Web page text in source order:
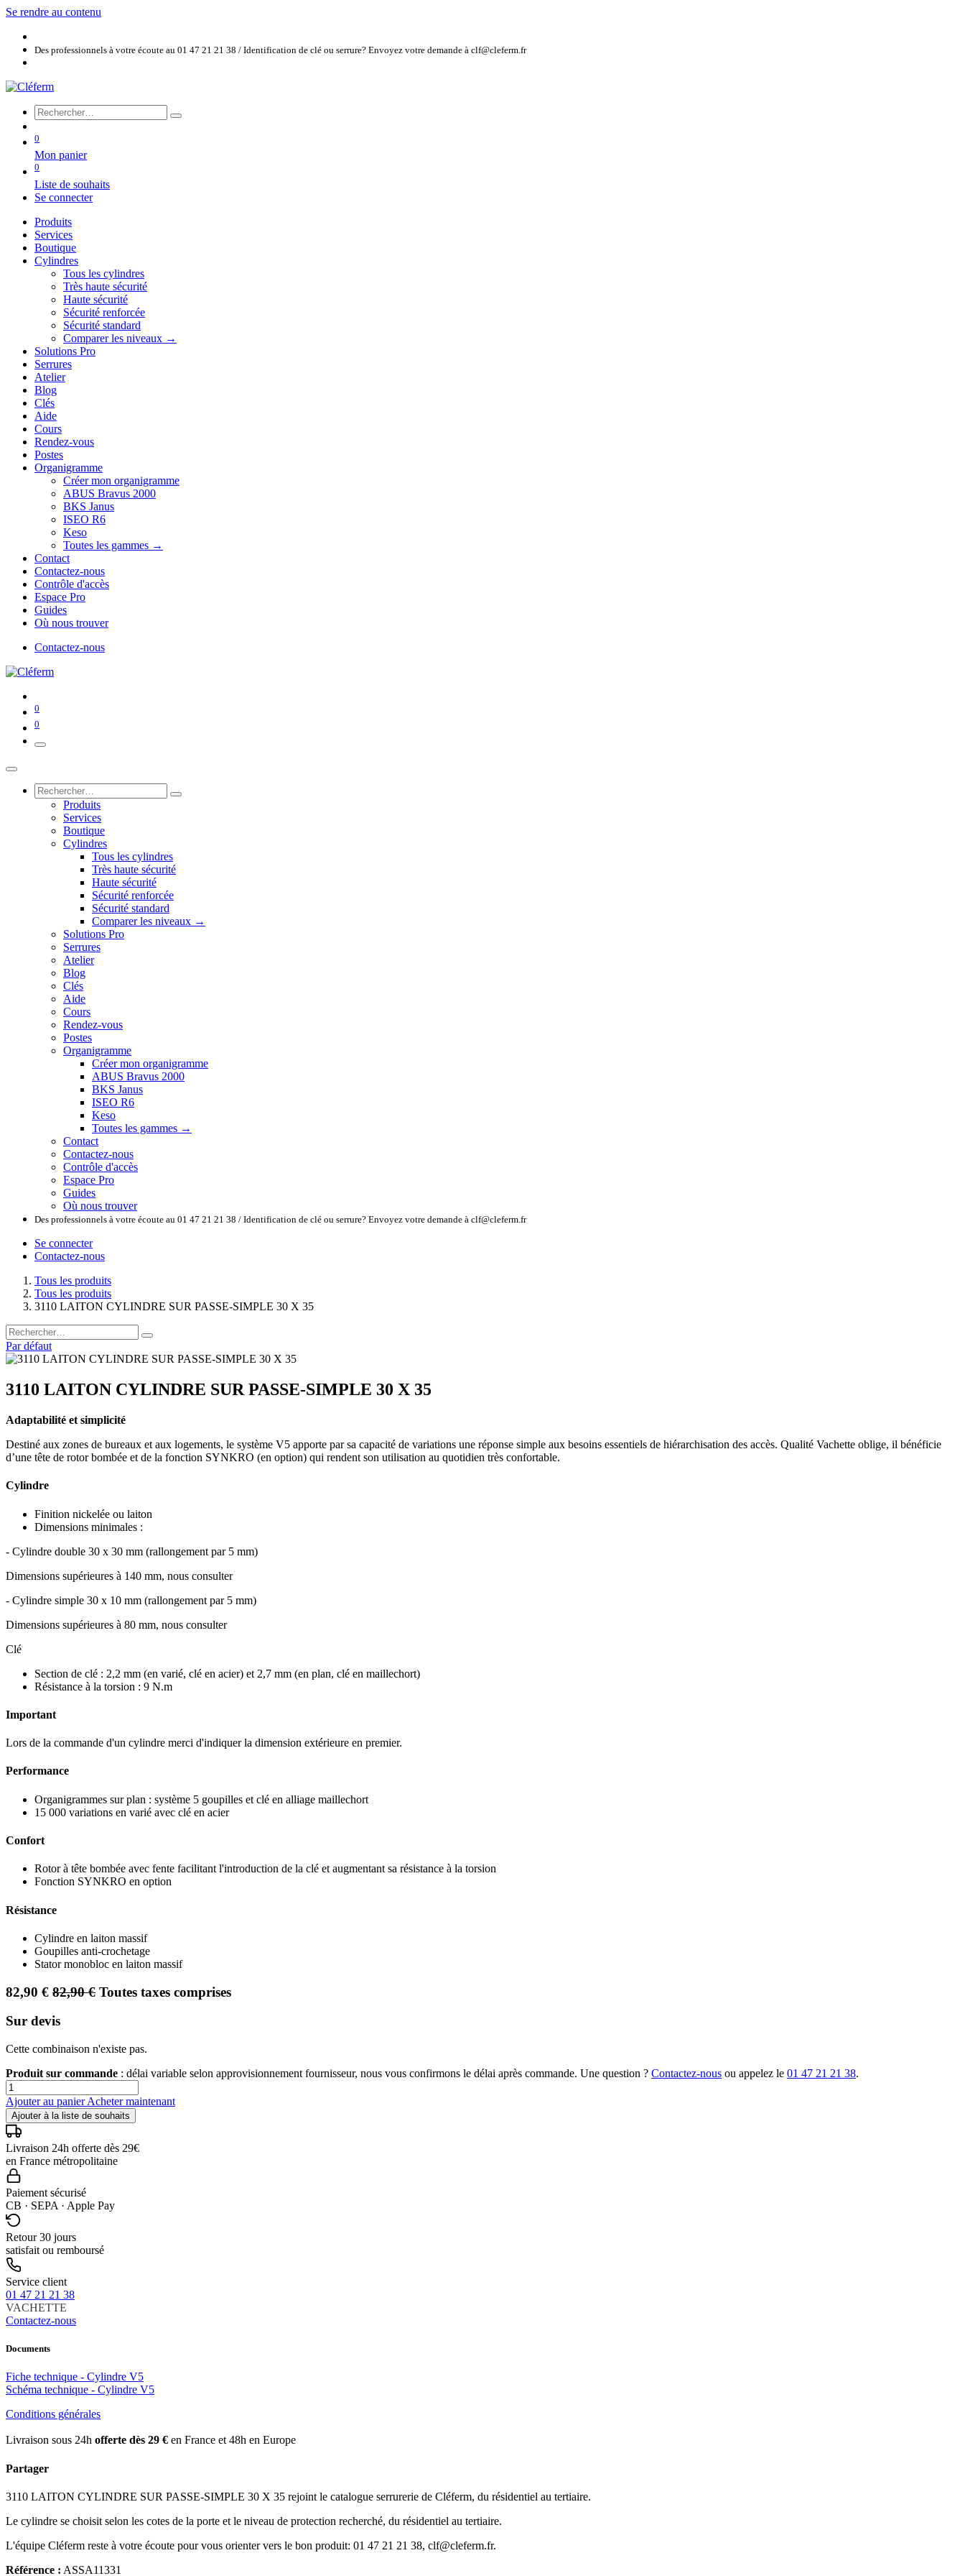
Se rendre au contenu
Des professionnels à votre écoute au 01 47 21 21 38 / Identification de clé ou serrure? Envoyez votre demande à clf@cleferm.fr
0
Mon panier
0
Liste de souhaits
Se connecter
Produits
Services
Boutique
Cylindres
Tous les cylindres
Très haute sécurité
Haute sécurité
Sécurité renforcée
Sécurité standard
Comparer les niveaux →
Solutions Pro
Serrures
Atelier
Blog
Clés
Aide
Cours
Rendez-vous
Postes
Organigramme
Créer mon organigramme
ABUS Bravus 2000
BKS Janus
ISEO R6
Keso
Toutes les gammes →
Contact
Contactez-nous
Contrôle d'accès
Espace Pro
Guides
Où nous trouver
Contactez-nous
0
0
Produits
Services
Boutique
Cylindres
Tous les cylindres
Très haute sécurité
Haute sécurité
Sécurité renforcée
Sécurité standard
Comparer les niveaux →
Solutions Pro
Serrures
Atelier
Blog
Clés
Aide
Cours
Rendez-vous
Postes
Organigramme
Créer mon organigramme
ABUS Bravus 2000
BKS Janus
ISEO R6
Keso
Toutes les gammes →
Contact
Contactez-nous
Contrôle d'accès
Espace Pro
Guides
Où nous trouver
Des professionnels à votre écoute au 01 47 21 21 38 / Identification de clé ou serrure? Envoyez votre demande à clf@cleferm.fr
Se connecter
Contactez-nous
Tous les produits
Tous les produits
3110 LAITON CYLINDRE SUR PASSE-SIMPLE 30 X 35
Par défaut
3110 LAITON CYLINDRE SUR PASSE-SIMPLE 30 X 35
Adaptabilité et simplicité
Destiné aux zones de bureaux et aux logements, le système V5 apporte par sa capacité de variations une réponse simple aux besoins essentiels de hiérarchisation des accès. Qualité Vachette oblige, il bénéficie
d’une tête de rotor bombée et de la fonction SYNKRO (en option) qui rendent son utilisation au quotidien très confortable.
Cylindre
Finition nickelée ou laiton
Dimensions minimales :
- Cylindre double 30 x 30 mm (rallongement par 5 mm)
Dimensions supérieures à 140 mm, nous consulter
- Cylindre simple 30 x 10 mm (rallongement par 5 mm)
Dimensions supérieures à 80 mm, nous consulter
Clé
Section de clé : 2,2 mm (en varié, clé en acier) et 2,7 mm (en plan, clé en maillechort)
Résistance à la torsion : 9 N.m
Important
Lors de la commande d'un cylindre merci d'indiquer la dimension extérieure en premier.
Performance
Organigrammes sur plan : système 5 goupilles et clé en alliage maillechort
15 000 variations en varié avec clé en acier
Confort
Rotor à tête bombée avec fente facilitant l'introduction de la clé et augmentant sa résistance à la torsion
Fonction SYNKRO en option
Résistance
Cylindre en laiton massif
Goupilles anti-crochetage
Stator monobloc en laiton massif
82,90 € 82,90€ Toutes taxes comprises
Sur devis
Cette combinaison n'existe pas.
Produit sur commande : délai variable selon approvisionnement fournisseur, nous vous confirmons le délai après commande. Une question ? Contactez-nous ou appelez le 01 47 21 21 38.
Ajouter au panierAcheter maintenant
Ajouter à la liste de souhaits
Livraison 24h offerte dès 29€
en France métropolitaine
Paiement sécurisé
CB · SEPA · Apple Pay
Retour 30 jours
satisfait ou remboursé
Service client
01 47 21 21 38
VACHETTE
Contactez-nous
Documents
Fiche technique - Cylindre V5
Schéma technique - Cylindre V5
Conditions générales
Livraison sous 24h offerte dès 29 € en France et 48h en Europe
Partager
3110 LAITON CYLINDRE SUR PASSE-SIMPLE 30 X 35 rejoint le catalogue serrurerie de Cléferm, du résidentiel au tertiaire.
Le cylindre se choisit selon les cotes de la porte et le niveau de protection recherché, du résidentiel au tertiaire.
L'équipe Cléferm reste à votre écoute pour vous orienter vers le bon produit: 01 47 21 21 38, clf@cleferm.fr.
Référence : ASSA11331